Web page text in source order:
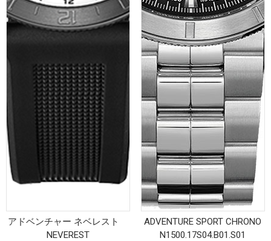
アドベンチャー ネベレスト
NEVEREST
ADVENTURE SPORT CHRONO
N1500.17S04.B01.S01